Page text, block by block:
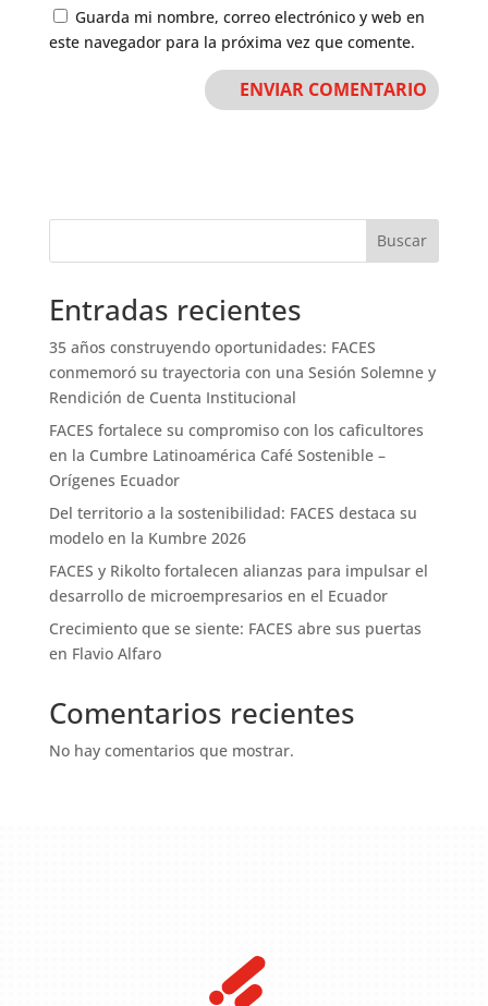
Guarda mi nombre, correo electrónico y web en
este navegador para la próxima vez que comente.
Buscar
Entradas recientes
35 años construyendo oportunidades: FACES
conmemoró su trayectoria con una Sesión Solemne y
Rendición de Cuenta Institucional
FACES fortalece su compromiso con los caficultores
en la Cumbre Latinoamérica Café Sostenible –
Orígenes Ecuador
Del territorio a la sostenibilidad: FACES destaca su
modelo en la Kumbre 2026
FACES y Rikolto fortalecen alianzas para impulsar el
desarrollo de microempresarios en el Ecuador
Crecimiento que se siente: FACES abre sus puertas
en Flavio Alfaro
Comentarios recientes
No hay comentarios que mostrar.